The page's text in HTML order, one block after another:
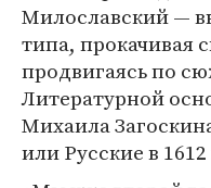
Милославский —
типа, прокачивая
продвигаясь по
Литературной
Михаила
или Русские в 1612